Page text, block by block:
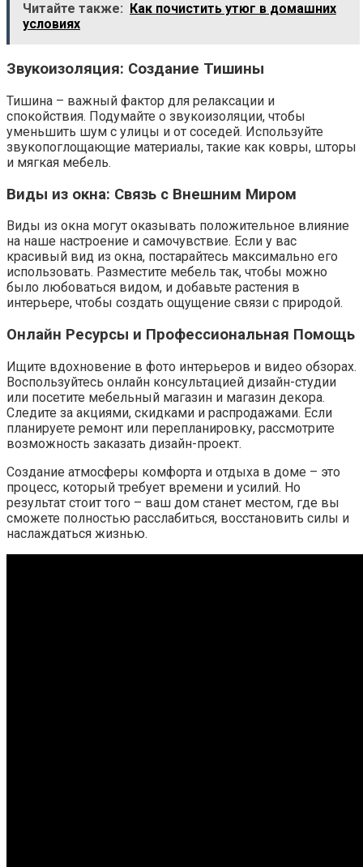
Читайте также:
Как почистить утюг в домашних
условиях
Звукоизоляция: Создание Тишины
Тишина – важный фактор для релаксации и
спокойствия. Подумайте о звукоизоляции, чтобы
уменьшить шум с улицы и от соседей. Используйте
звукопоглощающие материалы, такие как ковры, шторы
и мягкая мебель.
Виды из окна: Связь с Внешним Миром
Виды из окна могут оказывать положительное влияние
на наше настроение и самочувствие. Если у вас
красивый вид из окна, постарайтесь максимально его
использовать. Разместите мебель так, чтобы можно
было любоваться видом, и добавьте растения в
интерьере, чтобы создать ощущение связи с природой.
Онлайн Ресурсы и Профессиональная Помощь
Ищите вдохновение в фото интерьеров и видео обзорах.
Воспользуйтесь онлайн консультацией дизайн-студии
или посетите мебельный магазин и магазин декора.
Следите за акциями, скидками и распродажами. Если
планируете ремонт или перепланировку, рассмотрите
возможность заказать дизайн-проект.
Создание атмосферы комфорта и отдыха в доме – это
процесс, который требует времени и усилий. Но
результат стоит того – ваш дом станет местом, где вы
сможете полностью расслабиться, восстановить силы и
наслаждаться жизнью.